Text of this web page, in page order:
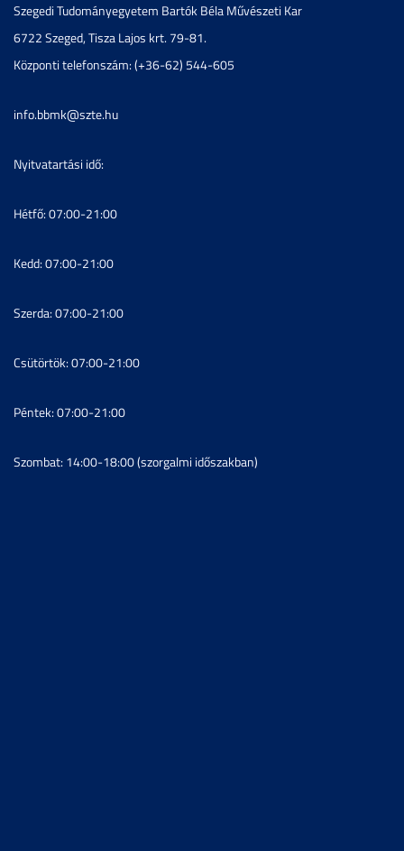
Szegedi Tudományegyetem Bartók Béla Művészeti Kar
6722 Szeged, Tisza Lajos krt. 79-81.
Központi telefonszám: (+36-62) 544-605
info.bbmk@szte.hu
Nyitvatartási idő:
Hétfő: 07:00-21:00
Kedd: 07:00-21:00
Szerda: 07:00-21:00
Csütörtök: 07:00-21:00
Péntek: 07:00-21:00
Szombat: 14:00-18:00 (szorgalmi időszakban)